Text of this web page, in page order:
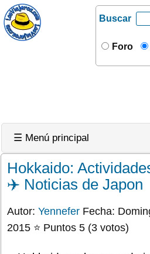
Buscar
Foro
☰ Menú principal
Hokkaido:
✈️ Noticias de Japon
Autor: Yennefer Fecha:
2015 ⭐ Puntos 5 (3 votos)